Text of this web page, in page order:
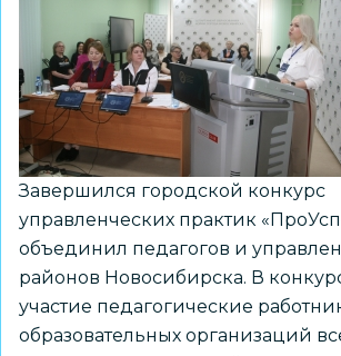
практик
«От
замысла
до
воплощения»
Завершился городской конкурс
управленческих практик
объединил педагогов и
районов Новосибирска. В
участие педагогические
образовательных организаций